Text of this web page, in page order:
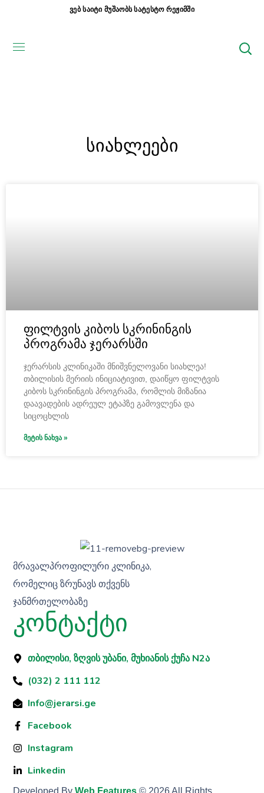
ვებ საიტი მუშაობს სატესტო რეჟიმში
სიახლეები
ფილტვის კიბოს სკრინინგის
პროგრამა ჯერარსში
ჯერარსის კლინიკაში მნიშვნელოვანი სიახლეა!
თბილისის მერიის ინიციატივით, დაიწყო ფილტვის
კიბოს სკრინინგის პროგრამა, რომლის მიზანია
დაავადების ადრეულ ეტაპზე გამოვლენა და
სიცოცხლის
ᲛᲔᲢᲘᲡ ᲜᲐᲮᲕᲐ »
მრავალპროფილური კლინიკა,
რომელიც ზრუნავს თქვენს
ჯანმრთელობაზე
კონტაქტი
თბილისი, ზღვის უბანი, მუხიანის ქუჩა N2ა
(032) 2 111 112
Info@jerarsi.ge
Facebook
Instagram
Linkedin